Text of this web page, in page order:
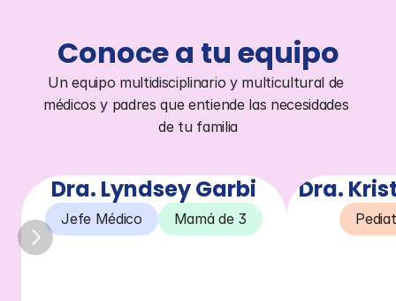
Conoce a tu equipo
Un equipo multidisciplinario y multicultural de
médicos y padres que entiende las necesidades
de tu familia
Dra. Lyndsey Garbi
Jefe Médico Mamá de 3
Dra.